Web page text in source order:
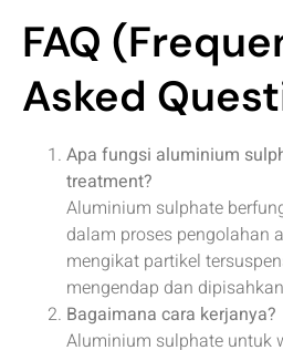
FAQ
Asked
Apa fungsi aluminium
treatment?
Aluminium sulphate
dalam proses pengolahan
mengikat partikel
mengendap dan
Bagaimana cara kerjanya?
Aluminium sulphate untuk